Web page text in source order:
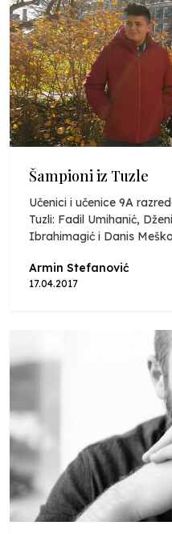
Šampioni iz Tuzle
Učenici i učenice 9A
Tuzli: Fadil Umihanić,
Ibrahimagić i Danis
Armin Stefanović
17.04.2017